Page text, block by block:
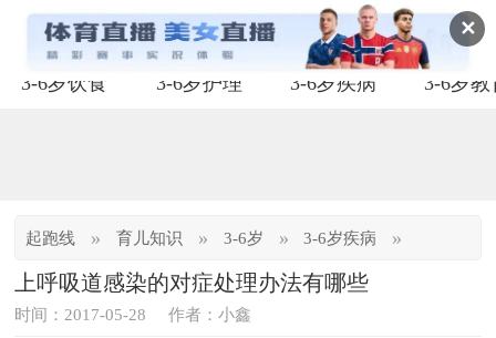
✕
3-6岁饮食 3-6岁护理 3-6岁疾病 3-6岁教
起跑线 » 育儿知识 » 3-6岁 » 3-6岁疾病 »
上呼吸道感染的对症处理办法有哪些
时间：2017-05-28 作者：小鑫